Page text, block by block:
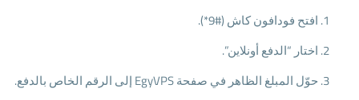
افتح فودافون كاش (#9*).
اختار “الدفع أونلاين”.
حوّل المبلغ الظاهر في صفحة EgyVPS إلى الرقم الخاص بالدفع.